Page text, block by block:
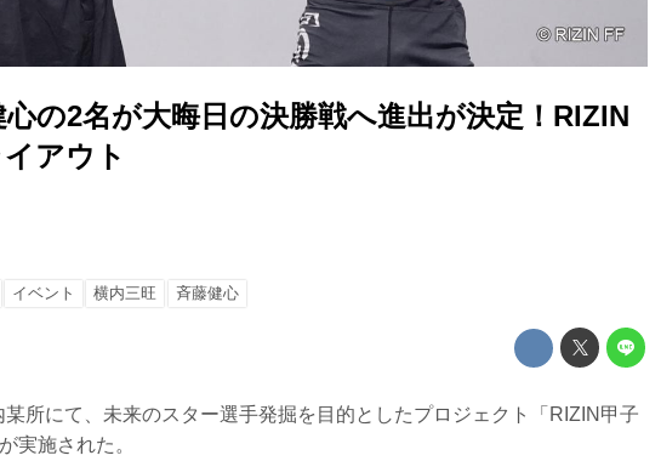
の2名が大晦日の決勝戦へ進出が決定！RIZIN
アウト
イベント 横内三旺 ⻫藤健心
所にて、未来のスター選手発掘を目的としたプロジェクト「RIZIN甲子
実施された。